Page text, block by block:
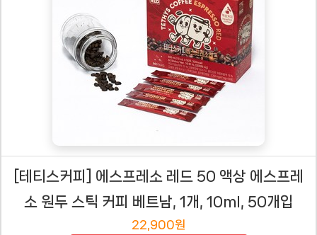
[테티스커피] 에스프레소 레드 50 액상 에스프레
소 원두 스틱 커피 베트남, 1개, 10ml, 50개입
22,900원